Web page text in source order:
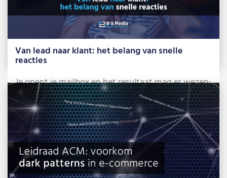
Van lead naar klant: het belang van snelle
reacties
Je opent je mailbox en het resultaat mag er wezen:
alweer 3 mensen die […]
Lees meer »